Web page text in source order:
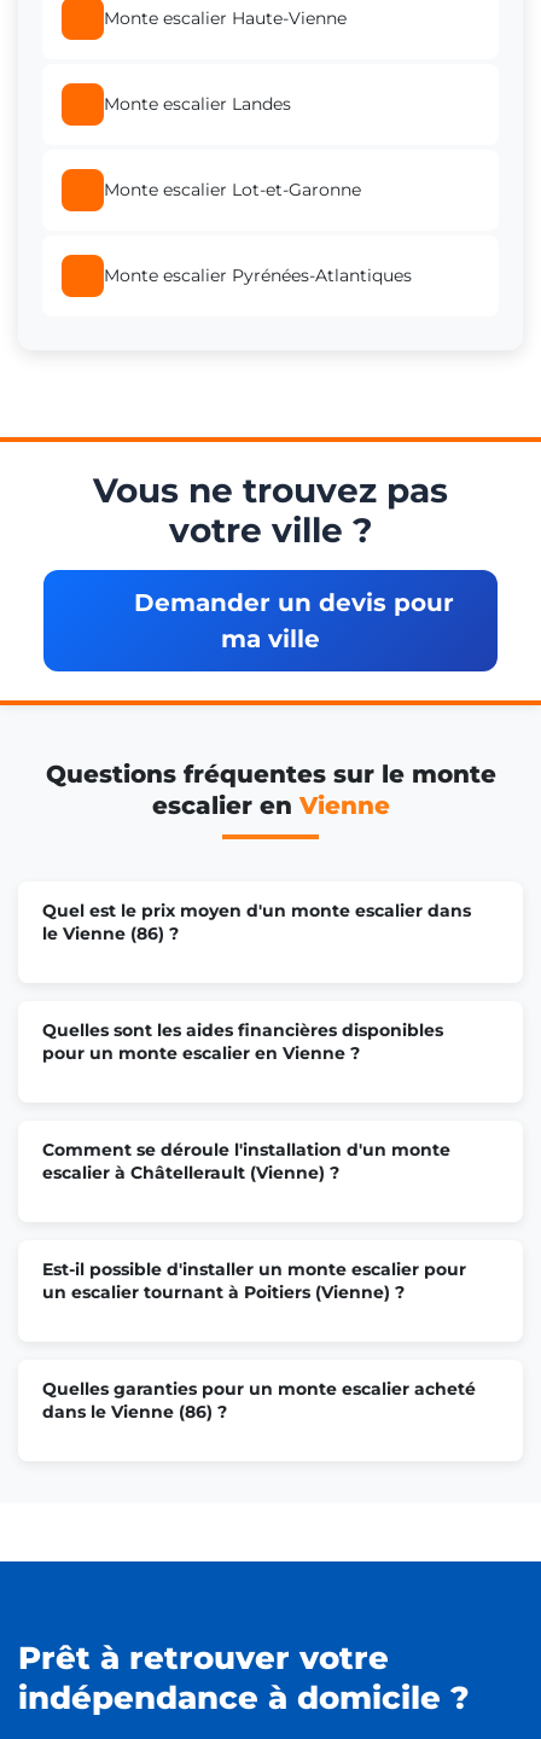
Monte escalier Haute-Vienne
Monte escalier Landes
Monte escalier Lot-et-Garonne
Monte escalier Pyrénées-Atlantiques
Vous ne trouvez pas
votre ville ?
Demander un devis pour
ma ville
Questions fréquentes sur le monte
escalier en Vienne
Quel est le prix moyen d'un monte escalier dans
le Vienne (86) ?
Quelles sont les aides financières disponibles
pour un monte escalier en Vienne ?
Comment se déroule l'installation d'un monte
escalier à Châtellerault (Vienne) ?
Est-il possible d'installer un monte escalier pour
un escalier tournant à Poitiers (Vienne) ?
Quelles garanties pour un monte escalier acheté
dans le Vienne (86) ?
Prêt à retrouver votre
indépendance à domicile ?